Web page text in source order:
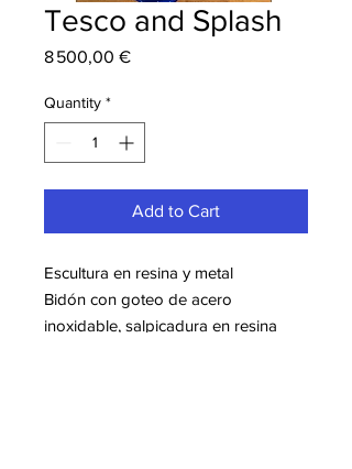
Tesco and Splash
8 500,00 €Price
Quantity *
Add to Cart
Escultura en resina y metal
Bidón con goteo de acero
inoxidable, salpicadura en resina